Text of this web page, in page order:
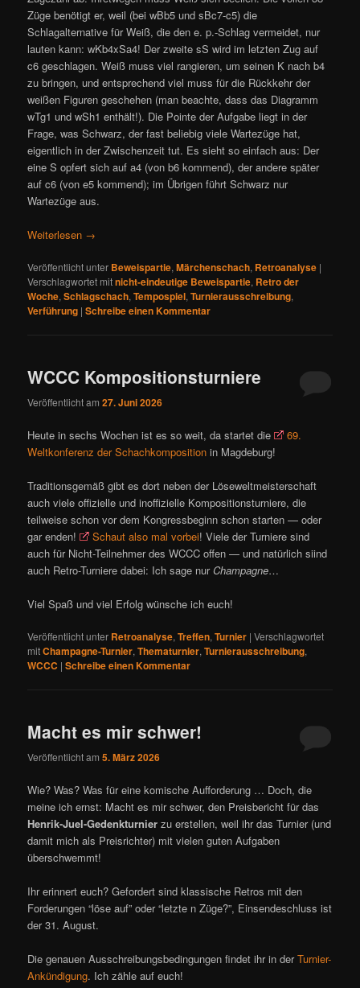
Züge benötigt er, weil (bei wBb5 und sBc7-c5) die
Schlagalternative für Weiß, die den e. p.-Schlag vermeidet, nur
lauten kann: wKb4xSa4! Der zweite sS wird im letzten Zug auf
c6 geschlagen. Weiß muss viel rangieren, um seinen K nach b4
zu bringen, und entsprechend viel muss für die Rückkehr der
weißen Figuren geschehen (man beachte, dass das Diagramm
wTg1 und wSh1 enthält!). Die Pointe der Aufgabe liegt in der
Frage, was Schwarz, der fast beliebig viele Wartezüge hat,
eigentlich in der Zwischenzeit tut. Es sieht so einfach aus: Der
eine S opfert sich auf a4 (von b6 kommend), der andere später
auf c6 (von e5 kommend); im Übrigen führt Schwarz nur
Wartezüge aus.
Weiterlesen →
Veröffentlicht unter Beweispartie,Märchenschach, Retroanalyse |
Verschlagwortet mitnicht-eindeutige Beweispartie, Retro der
Woche,Schlagschach,Tempospiel,Turnierausschreibung,
Verführung |Schreibe einen Kommentar
WCCC Kompositionsturniere
Veröffentlicht am27. Juni 2026
Heute in sechs Wochen ist es so weit, da startet die
69.
Weltkonferenz der Schachkomposition in Magdeburg!
Traditionsgemäß gibt es dort neben der Löseweltmeisterschaft
auch viele offizielle und inoffizielle Kompositionsturniere, die
teilweise schon vor dem Kongressbeginn schon starten — oder
gar enden!
Schaut also mal vorbei! Viele der Turniere sind
auch für Nicht-Teilnehmer des WCCC offen — und natürlich siind
auch Retro-Turniere dabei: Ich sage nurChampagne…
Viel Spaß und viel Erfolg wünsche ich euch!
Veröffentlicht unter Retroanalyse,Treffen,Turnier |Verschlagwortet
mitChampagne-Turnier,Thematurnier,Turnierausschreibung,
WCCC |Schreibe einen Kommentar
Macht es mir schwer!
Veröffentlicht am5. März 2026
Wie? Was? Was für eine komische Aufforderung … Doch, die
meine ich ernst: Macht es mir schwer, den Preisbericht für das
Henrik-Juel-Gedenkturnier zu erstellen, weil ihr das Turnier (und
damit mich als Preisrichter) mit vielen guten Aufgaben
überschwemmt!
Ihr erinnert euch? Gefordert sind klassische Retros mit den
Forderungen “löse auf” oder “letzte n Züge?”, Einsendeschluss ist
der 31. August.
Die genauen Ausschreibungsbedingungen findet ihr in derTurnier-
Ankündigung. Ich zähle auf euch!